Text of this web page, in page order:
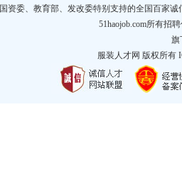
国资委、教育部、发改委特别支持的全国百家
51haojob.com所有招
旗
服装人才网 版权所有